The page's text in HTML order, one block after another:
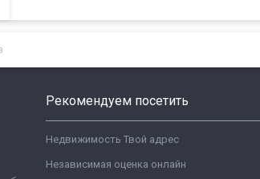
Рекомендуем посетить
Недвижимость Твой адрес
Независимая оценка онлайн